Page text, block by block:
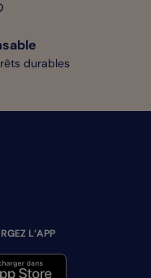
durables
L’APP